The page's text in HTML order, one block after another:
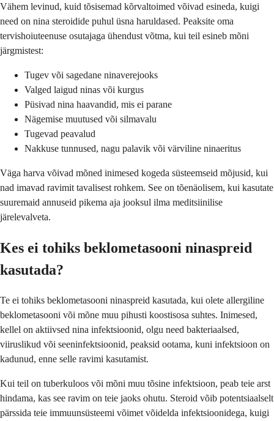
Vähem levinud, kuid tõsisemad kõrvaltoimed võivad esineda, kuigi
need on nina steroidide puhul üsna haruldased. Peaksite oma
tervishoiuteenuse osutajaga ühendust võtma, kui teil esineb mõni
järgmistest:
Tugev või sagedane ninaverejooks
Valged laigud ninas või kurgus
Püsivad nina haavandid, mis ei parane
Nägemise muutused või silmavalu
Tugevad peavalud
Nakkuse tunnused, nagu palavik või värviline ninaeritus
Väga harva võivad mõned inimesed kogeda süsteemseid mõjusid, kui
nad imavad ravimit tavalisest rohkem. See on tõenäolisem, kui kasutate
suuremaid annuseid pikema aja jooksul ilma meditsiinilise
järelevalveta.
Kes ei tohiks beklometasooni ninaspreid
kasutada?
Te ei tohiks beklometasooni ninaspreid kasutada, kui olete allergiline
beklometasooni või mõne muu pihusti koostisosa suhtes. Inimesed,
kellel on aktiivsed nina infektsioonid, olgu need bakteriaalsed,
viiruslikud või seeninfektsioonid, peaksid ootama, kuni infektsioon on
kadunud, enne selle ravimi kasutamist.
Kui teil on tuberkuloos või mõni muu tõsine infektsioon, peab teie arst
hindama, kas see ravim on teie jaoks ohutu. Steroid võib potentsiaalselt
pärssida teie immuunsüsteemi võimet võidelda infektsioonidega, kuigi